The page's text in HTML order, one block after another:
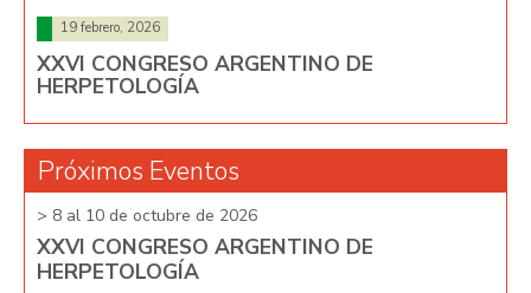
19 febrero, 2026
XXVI CONGRESO ARGENTINO DE
HERPETOLOGÍA
Próximos Eventos
> 8 al 10 de octubre de 2026
XXVI CONGRESO ARGENTINO DE
HERPETOLOGÍA